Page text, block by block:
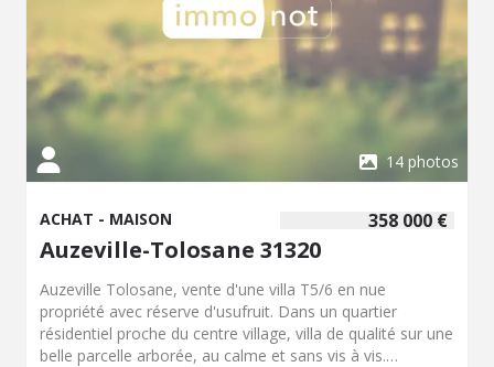
espace professionnel, des pièces de vie supplémentaires,
chambre ou autre... Parfaitement entretenue, cette
propriété offre un cadre de vie privilégié, au calme et sans
nuisance, tout en restant proche des écoles, services et
commerces. Son prix de vente est de 690 000 €
Contactez notre office notarial pour obtenir de plus
amples renseignements sur ce bien.
14 photos
358 000 €
ACHAT - MAISON
Auzeville-Tolosane 31320
Auzeville Tolosane, vente d'une villa T5/6 en nue
propriété avec réserve d'usufruit. Dans un quartier
résidentiel proche du centre village, villa de qualité sur une
belle parcelle arborée, au calme et sans vis à vis.